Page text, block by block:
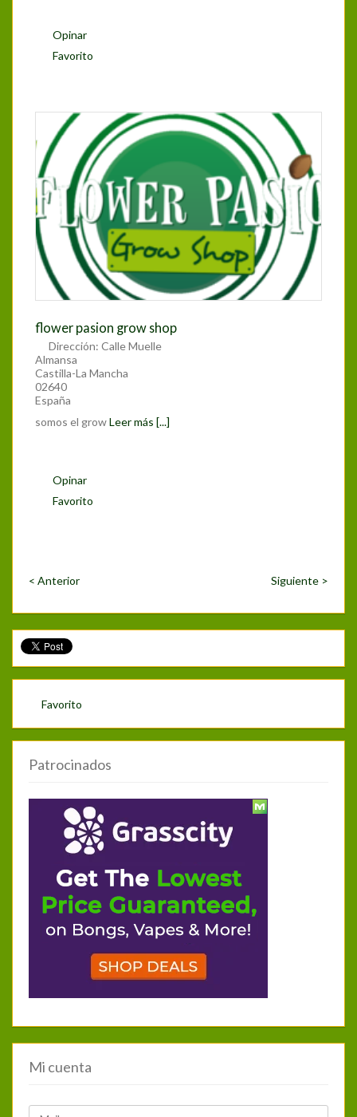
Opinar
Favorito
flower pasion grow shop
Dirección:Calle Muelle
Almansa
Castilla-La Mancha
02640
España
somos el growLeer más [...]
Opinar
Favorito
< Anterior Siguiente >
Favorito
Patrocinados
Mi cuenta